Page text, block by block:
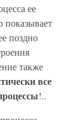
ее
показывает
поздно
также
все
!..